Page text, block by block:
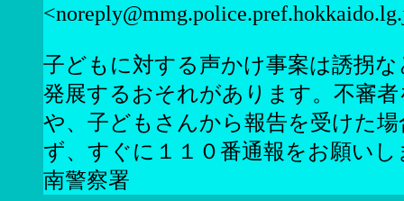
子どもに対する声かけ事案は誘拐
発展するおそれがあります。不審
や、子どもさんから報告を受けた
ず、すぐに１１０番通報をお願い
南警察署